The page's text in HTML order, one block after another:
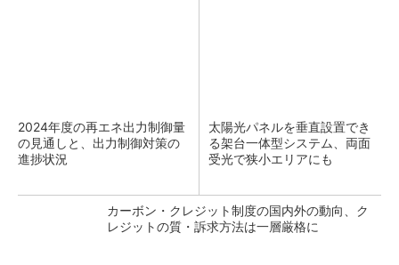
2024年度の再エネ出力制御量
の見通しと、出力制御対策の
進捗状況
太陽光パネルを垂直設置でき
る架台一体型システム、両面
受光で狭小エリアにも
カーボン・クレジット制度の国内外の動向、ク
レジットの質・訴求方法は一層厳格に